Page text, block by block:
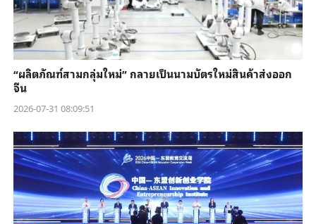
“ผลิตภัณฑ์สามกลุ่มใหม่” กลายเป็นนามบัตรใหม่สินค้าส่งออก
จีน
2026-07-31 08:09:51